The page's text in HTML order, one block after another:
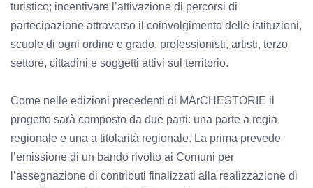
turistico; incentivare l’attivazione di percorsi di
partecipazione attraverso il coinvolgimento delle istituzioni,
scuole di ogni ordine e grado, professionisti, artisti, terzo
settore, cittadini e soggetti attivi sul territorio.
Come nelle edizioni precedenti di MArCHESTORIE il
progetto sarà composto da due parti: una parte a regia
regionale e una a titolarità regionale. La prima prevede
l’emissione di un bando rivolto ai Comuni per
l’assegnazione di contributi finalizzati alla realizzazione di